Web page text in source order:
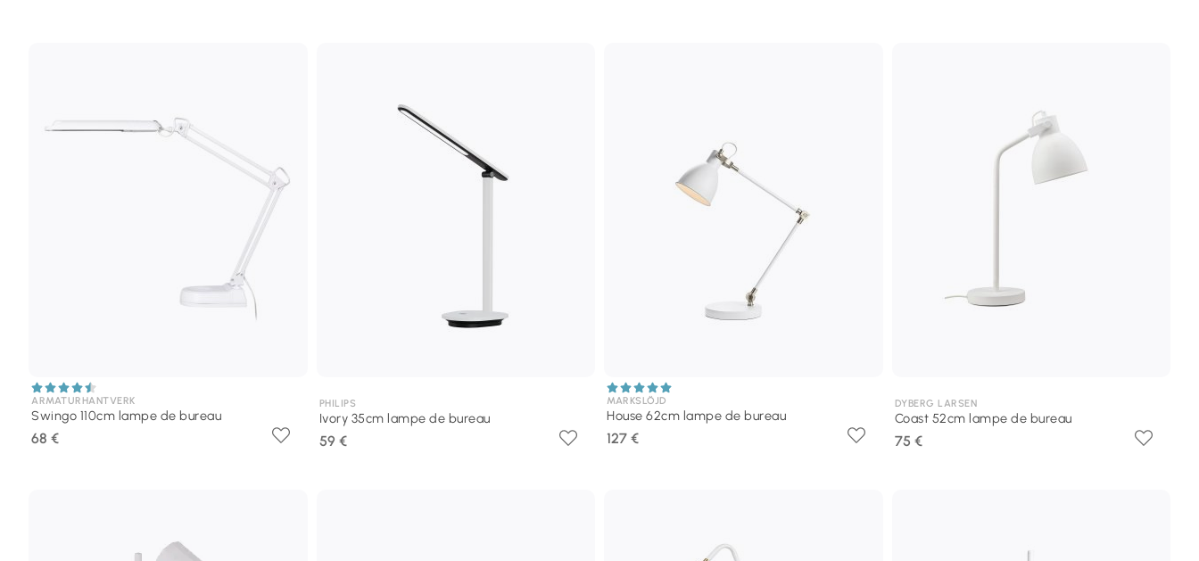
ARMATURHANTVERK
Swingo 110cm lampe de bureau
68 €
PHILIPS
Ivory 35cm lampe de bureau
59 €
MARKSLÖJD
House 62cm lampe de bureau
127 €
DYBERG LARSEN
Coast 52cm lampe de bureau
75 €